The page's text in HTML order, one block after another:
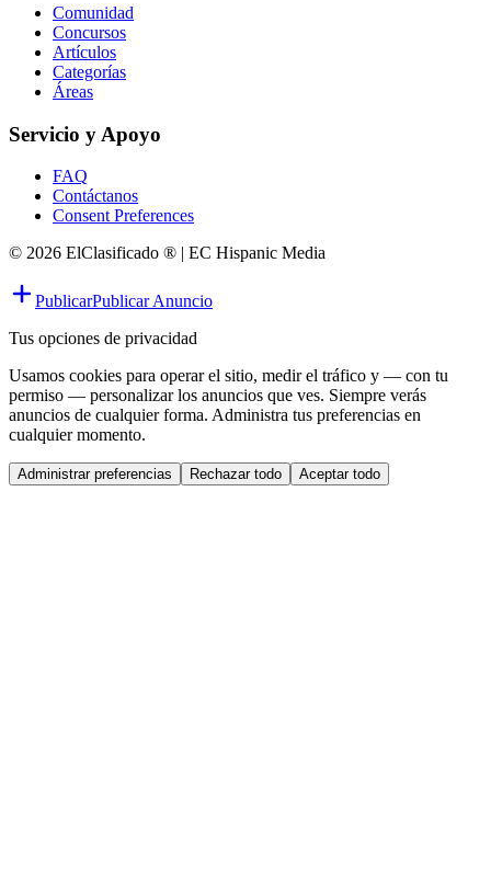
Comunidad
Concursos
Artículos
Categorías
Áreas
Servicio y Apoyo
FAQ
Contáctanos
Consent Preferences
© 2026 ElClasificado ® | EC Hispanic Media
PublicarPublicar Anuncio
Tus opciones de privacidad
Usamos cookies para operar el sitio, medir el tráfico y — con tu
permiso — personalizar los anuncios que ves. Siempre verás
anuncios de cualquier forma. Administra tus preferencias en
cualquier momento.
Administrar preferencias Rechazar todo Aceptar todo